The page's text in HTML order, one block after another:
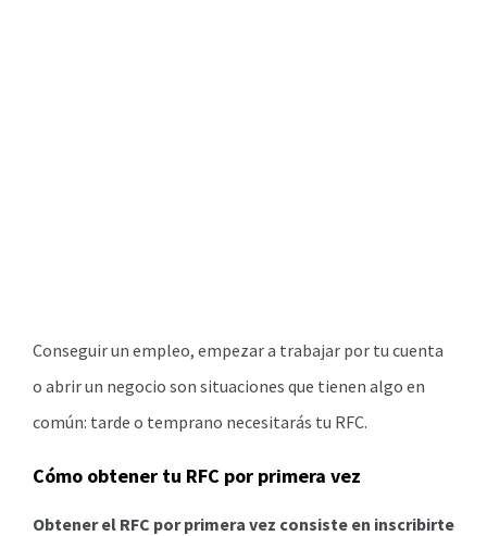
Conseguir un empleo, empezar a trabajar por tu cuenta
o abrir un negocio son situaciones que tienen algo en
común: tarde o temprano necesitarás tu RFC.
Cómo obtener tu RFC por primera vez
Obtener el RFC por primera vez consiste en inscribirte